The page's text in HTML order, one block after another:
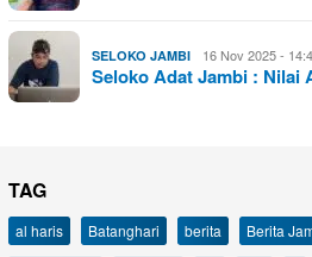
SELOKO JAMBI 16 Nov 2025 -
Seloko Adat Jambi : Nilai
TAG
al haris Batanghari berita Berita